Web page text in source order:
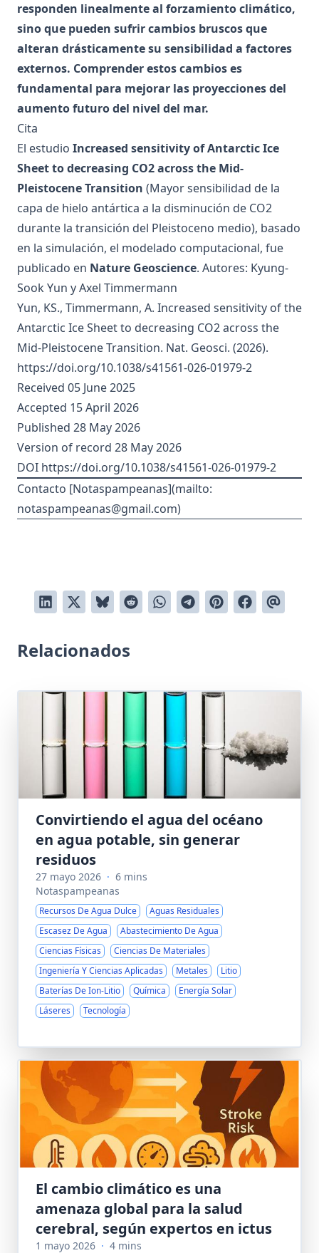
responden linealmente al forzamiento climático,
sino que pueden sufrir cambios bruscos que
alteran drásticamente su sensibilidad a factores
externos. Comprender estos cambios es
fundamental para mejorar las proyecciones del
aumento futuro del nivel del mar.
Cita
El estudio Increased sensitivity of Antarctic Ice
Sheet to decreasing CO2 across the Mid-
Pleistocene Transition (Mayor sensibilidad de la
capa de hielo antártica a la disminución de CO2
durante la transición del Pleistoceno medio), basado
en la simulación, el modelado computacional, fue
publicado en Nature Geoscience. Autores: Kyung-
Sook Yun y Axel Timmermann
Yun, KS., Timmermann, A. Increased sensitivity of the
Antarctic Ice Sheet to decreasing CO2 across the
Mid-Pleistocene Transition. Nat. Geosci. (2026).
https://doi.org/10.1038/s41561-026-01979-2
Received 05 June 2025
Accepted 15 April 2026
Published 28 May 2026
Version of record 28 May 2026
DOI https://doi.org/10.1038/s41561-026-01979-2
Contacto [Notaspampeanas](mailto:
notaspampeanas@gmail.com)
Relacionados
Convirtiendo el agua del océano
en agua potable, sin generar
residuos
27 mayo 2026 · 6 mins
Notaspampeanas
Recursos De Agua Dulce
Aguas Residuales
Escasez De Agua
Abastecimiento De Agua
Ciencias Físicas
Ciencias De Materiales
Ingeniería Y Ciencias Aplicadas
Metales
Litio
Baterías De Ion-Litio
Química
Energía Solar
Láseres
Tecnología
El cambio climático es una
amenaza global para la salud
cerebral, según expertos en ictus
1 mayo 2026 · 4 mins